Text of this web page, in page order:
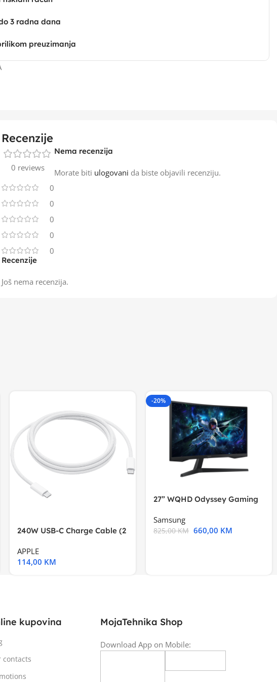
3 radna dana
preuzimanja
Recenzije
0 reviews
0
0
0
0
0
Recenzije
Još nema recenzija.
Nema recenzija
Morate biti ulogovani da biste objavili recenziju.
240W USB-C Charge Cable (2
APPLE
114,00 KM
-20%
27” WQHD Odyssey Gaming
Samsung
825,00KM 660,00 KM
kupovina
contacts
MojaTehnika Shop
Download App on Mobile: